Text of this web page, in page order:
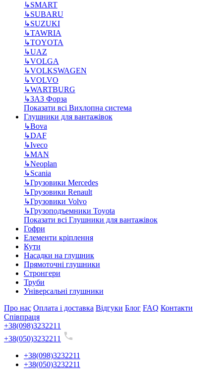
↳SMART
↳SUBARU
↳SUZUKI
↳TAWRIA
↳TOYOTA
↳UAZ
↳VOLGA
↳VOLKSWAGEN
↳VOLVO
↳WARTBURG
↳ЗАЗ Форза
Показати всі Вихлопна система
Глушники для вантажівок
↳Bova
↳DAF
↳Iveco
↳MAN
↳Neoplan
↳Scania
↳Грузовики Mercedes
↳Грузовики Renault
↳Грузовики Volvo
↳Грузоподъемники Toyota
Показати всі Глушники для вантажівок
Гофри
Елементи кріплення
Кути
Насадки на глушник
Прямоточні глушники
Стронгери
Труби
Універсальні глушники
Про нас Оплата і доставка Відгуки Блог FAQ Контакти
Співпраця
+38(098)3232211
+38(050)3232211
+38(098)3232211
+38(050)3232211